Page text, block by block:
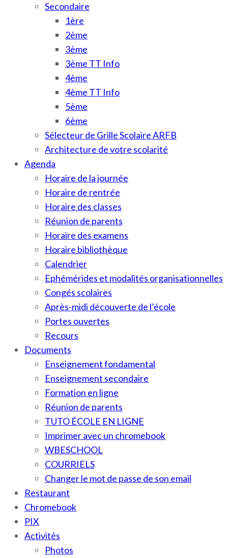
Secondaire
1ère
2ème
3ème
3ème TT Info
4ème
4ème TT Info
5ème
6ème
Sélecteur de Grille Scolaire ARFB
Architecture de votre scolarité
Agenda
Horaire de la journée
Horaire de rentrée
Horaire des classes
Réunion de parents
Horaire des examens
Horaire bibliothèque
Calendrier
Ephémérides et modalités organisationnelles
Congés scolaires
Après-midi découverte de l’école
Portes ouvertes
Recours
Documents
Enseignement fondamental
Enseignement secondaire
Formation en ligne
Réunion de parents
TUTO ÉCOLE EN LIGNE
Imprimer avec un chromebook
WBESCHOOL
COURRIELS
Changer le mot de passe de son email
Restaurant
Chromebook
PIX
Activités
Photos